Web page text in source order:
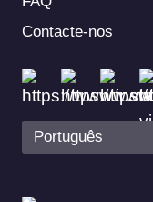
Contacte-nos